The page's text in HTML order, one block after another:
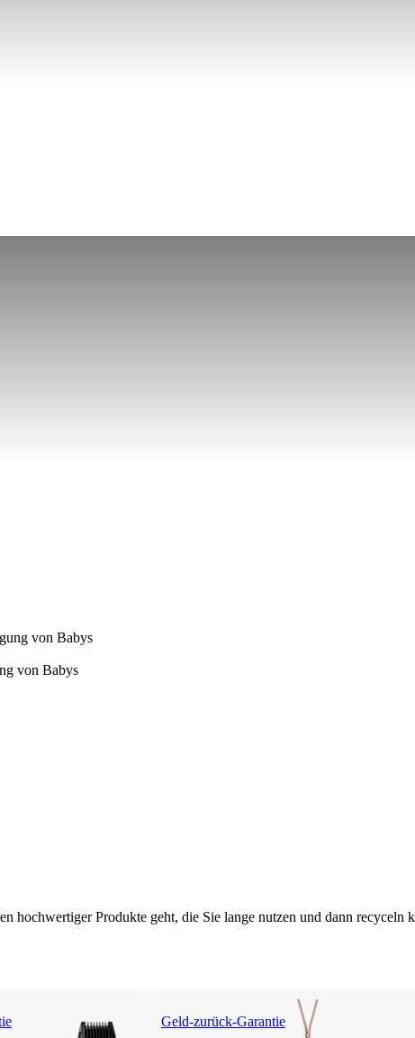
von Babys
hochwertiger Produkte geht, die Sie lange nutzen und dann recyceln
Geld-zurück-Garantie